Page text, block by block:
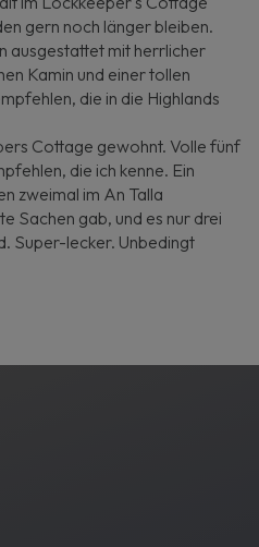
gern noch länger bleiben.
ausgestattet mit herrlicher
Kamin und einer tollen
die in die Highlands
Cottage gewohnt. Volle fünf
die ich kenne. Ein
zweimal im An Talla
Sachen gab, und es nur drei
Super-lecker. Unbedingt